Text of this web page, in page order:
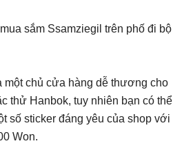
sắm Ssamziegil trên phố đi bộ
một chủ cửa hàng dễ thương cho
thử Hanbok, tuy nhiên bạn có thể
số sticker đáng yêu của shop với
Won.